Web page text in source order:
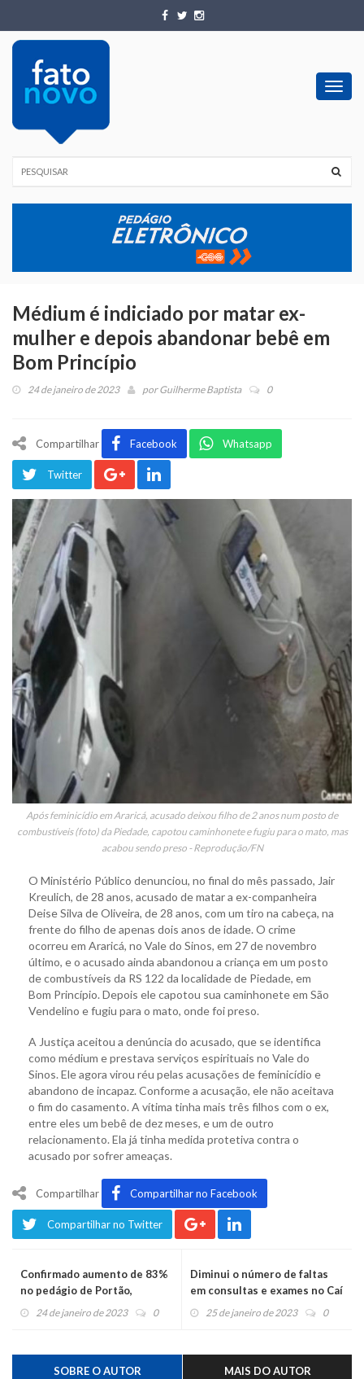
Médium é indiciado por matar ex-
mulher e depois abandonar bebê em
Bom Princípio
24 de janeiro de 2023 porGuilherme Baptista 0
Compartilhar Facebook Whatsapp
Twitter
Após feminicídio em Araricá, acusado deixou filho de 2 anos num posto de
combustíveis (foto) da Piedade, capotou caminhonete e fugiu para o mato, mas
acabou sendo preso - Reprodução/FN
O Ministério Público denunciou, no final do mês passado, Jair
Kreulich, de 28 anos, acusado de matar a ex-companheira
Deise Silva de Oliveira, de 28 anos, com um tiro na cabeça, na
frente do filho de apenas dois anos de idade. O crime
ocorreu em Araricá, no Vale do Sinos, em 27 de novembro
último, e o acusado ainda abandonou a criança em um posto
de combustíveis da RS 122 da localidade de Piedade, em
Bom Princípio. Depois ele capotou sua caminhonete em São
Vendelino e fugiu para o mato, onde foi preso.
A Justiça aceitou a denúncia do acusado, que se identifica
como médium e prestava serviços espirituais no Vale do
Sinos. Ele agora virou réu pelas acusações de feminicídio e
abandono de incapaz. Conforme a acusação, ele não aceitava
o fim do casamento. A vítima tinha mais três filhos com o ex,
entre eles um bebê de dez meses, e um de outro
relacionamento. Ela já tinha medida protetiva contra o
acusado por sofrer ameaças.
Compartilhar Compartilhar no Facebook
Compartilhar no Twitter
Confirmado aumento de 83%
no pedágio de Portão,
passando de R$ 6,50 para R$
24 de janeiro de 2023 0
Diminui o número de faltas
em consultas e exames no Caí
25 de janeiro de 2023 0
SOBRE O AUTOR MAIS DO AUTOR